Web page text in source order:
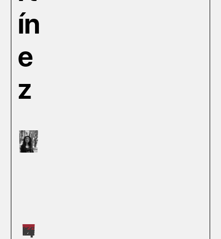
ín
e
z
Máster impartidos por Judit López Martínez